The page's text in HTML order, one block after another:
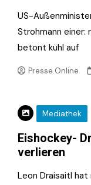
US-
Strohmann einer:
betont kühl auf
Presse.Online
Mediathek
Eishockey-
verlieren
Leon Draisaitl